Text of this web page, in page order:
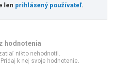
len prihlásený používateľ.
hodnotenia
nikto nehodnotil.
Pridaj k nej svoje hodnotenie.